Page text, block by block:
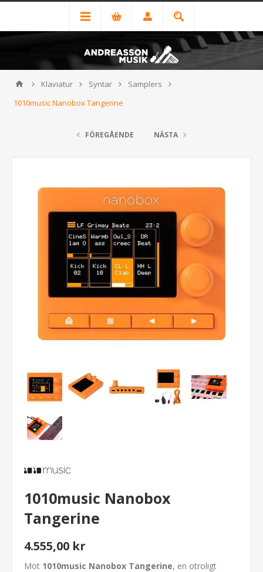
Klaviatur Syntar
Samplers
1010music Nanobox Tangerine
FÖREGÅENDE NÄSTA
1010music Nanobox
Tangerine
4.555,00 kr
Möt 1010music Nanobox Tangerine, en otroligt